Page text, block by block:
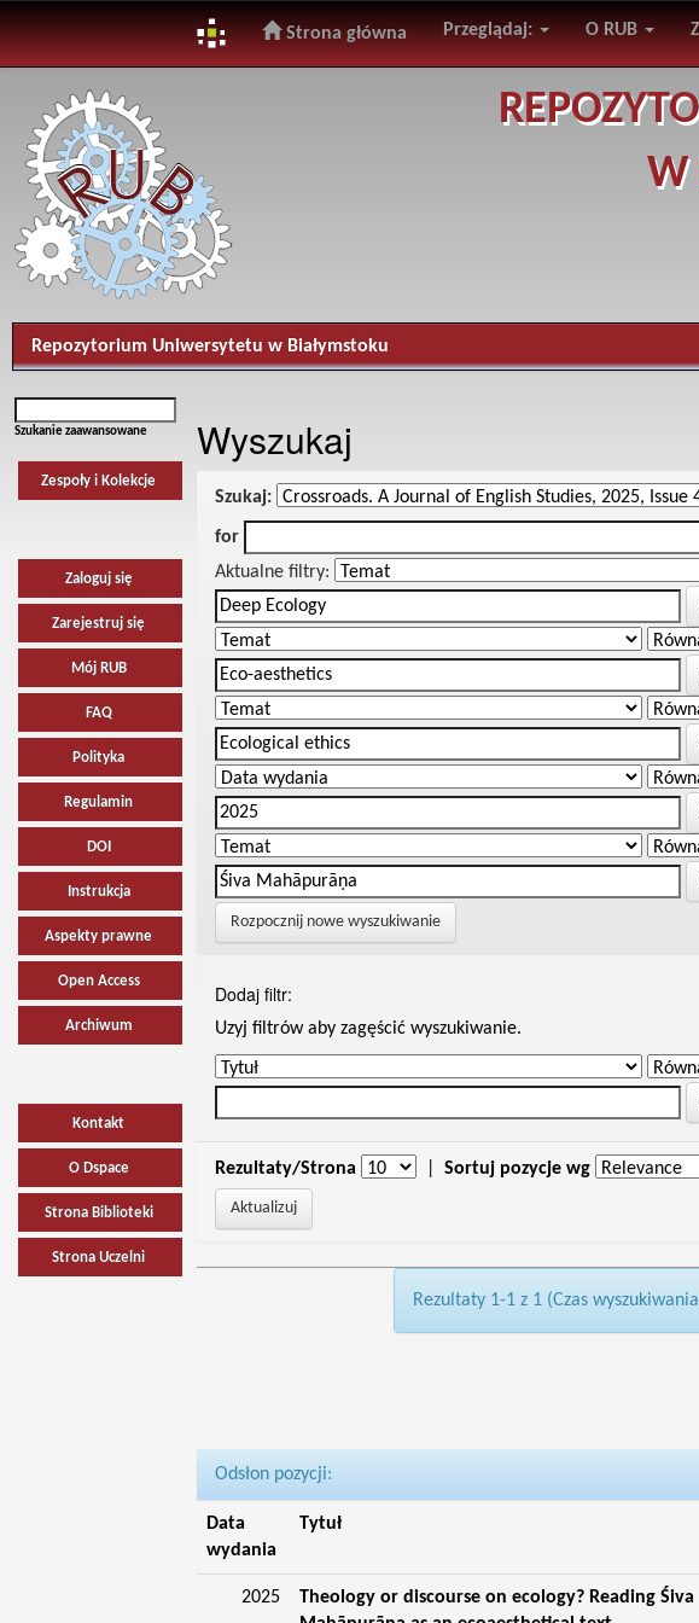
navigation
Strona główna Przeglądaj: O RUB
W
Repozytorium Uniwersytetu w Białymstoku
Szukanie zaawansowane
Zespoły i Kolekcje
Zaloguj się
Zarejestruj się
Mój RUB
FAQ
Polityka
Regulamin
DOI
Instrukcja
Aspekty prawne
Open Access
Archiwum
Kontakt
O Dspace
Strona Biblioteki
Strona Uczelni
Wyszukaj
Szukaj:
for
Aktualne filtry:
Rozpocznij nowe wyszukiwanie
Dodaj filtr:
Uzyj filtrów aby zagęścić wyszukiwanie.
Rezultaty/Strona Sortuj pozycje wg
Rezultaty 1-1 z 1 (Czas
Odsłon pozycji:
Data
wydania
Tytuł
2025
Theology or discourse on ecology? Reading Śiva